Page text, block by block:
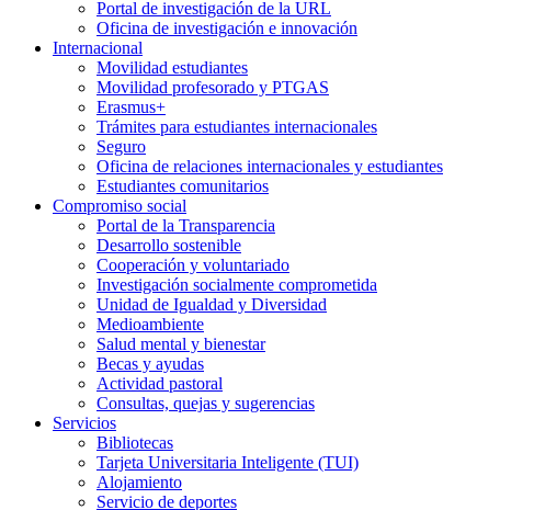
Portal de investigación de la URL
Oficina de investigación e innovación
Internacional
Movilidad estudiantes
Movilidad profesorado y PTGAS
Erasmus+
Trámites para estudiantes internacionales
Seguro
Oficina de relaciones internacionales y estudiantes
Estudiantes comunitarios
Compromiso social
Portal de la Transparencia
Desarrollo sostenible
Cooperación y voluntariado
Investigación socialmente comprometida
Unidad de Igualdad y Diversidad
Medioambiente
Salud mental y bienestar
Becas y ayudas
Actividad pastoral
Consultas, quejas y sugerencias
Servicios
Bibliotecas
Tarjeta Universitaria Inteligente (TUI)
Alojamiento
Servicio de deportes